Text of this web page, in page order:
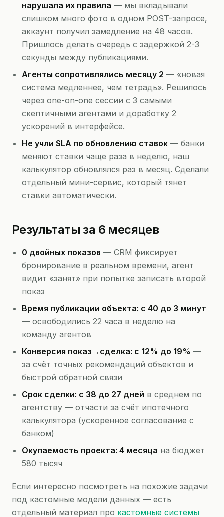
нарушала их правила — мы вкладывали
слишком много фото в одном POST-запросе,
аккаунт получил замедление на 48 часов.
Пришлось делать очередь с задержкой 2-3
секунды между публикациями.
Агенты сопротивлялись месяцу 2 — «новая
система медленнее, чем тетрадь». Решилось
через one-on-one сессии с 3 самыми
скептичными агентами и доработку 2
ускорений в интерфейсе.
Не учли SLA по обновлению ставок — банки
меняют ставки чаще раза в неделю, наш
калькулятор обновлялся раз в месяц. Сделали
отдельный мини-сервис, который тянет
ставки автоматически.
Результаты за 6 месяцев
0 двойных показов — CRM фиксирует
бронирование в реальном времени, агент
видит «занят» при попытке записать второй
показ
Время публикации объекта: с 40 до 3 минут
— освободились 22 часа в неделю на
команду агентов
Конверсия показ→сделка: с 12% до 19% —
за счёт точных рекомендаций объектов и
быстрой обратной связи
Срок сделки: с 38 до 27 дней в среднем по
агентству — отчасти за счёт ипотечного
калькулятора (ускоренное согласование с
банком)
Окупаемость проекта: 4 месяца на бюджет
580 тысяч
Если интересно посмотреть на похожие задачи
под кастомные модели данных — есть
отдельный материал про кастомные системы